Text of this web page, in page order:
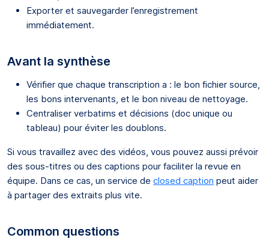
Exporter et sauvegarder l’enregistrement
immédiatement.
Avant la synthèse
Vérifier que chaque transcription a : le bon fichier source,
les bons intervenants, et le bon niveau de nettoyage.
Centraliser verbatims et décisions (doc unique ou
tableau) pour éviter les doublons.
Si vous travaillez avec des vidéos, vous pouvez aussi prévoir
des sous-titres ou des captions pour faciliter la revue en
équipe. Dans ce cas, un service de closed caption peut aider
à partager des extraits plus vite.
Common questions